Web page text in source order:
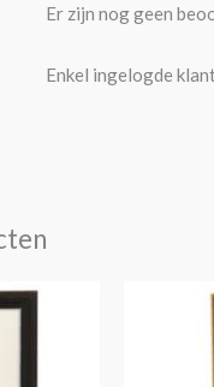
Er zijn nog geen
Enkel ingelogde